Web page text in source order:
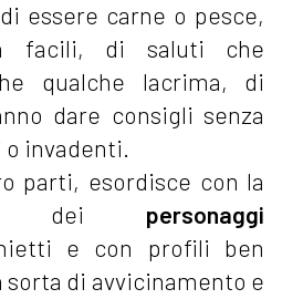
essere carne o pesce,
facili, di saluti che
qualche lacrima, di
dare consigli senza
invadenti.
parti, esordisce con la
dei personaggi
e con profili ben
di avvicinamento e